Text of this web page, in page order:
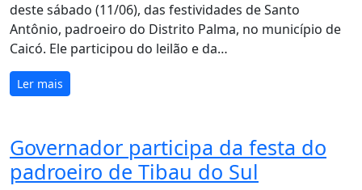
deste sábado (11/06), das festividades de Santo
Antônio, padroeiro do Distrito Palma, no município de
Caicó. Ele participou do leilão e da…
Ler mais
Governador participa da festa do
padroeiro de Tibau do Sul